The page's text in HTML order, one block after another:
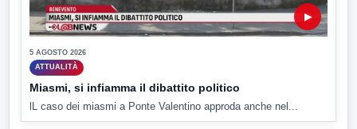
▶
5 AGOSTO 2026
ATTUALITÀ
Miasmi, si infiamma il dibattito politico
lL caso dei miasmi a Ponte Valentino approda anche nel...